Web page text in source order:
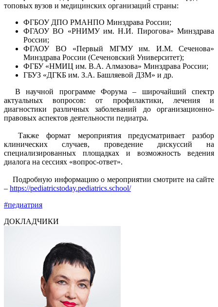
топовых вузов и медицинских организаций страны:
ФГБОУ ДПО РМАНПО Минздрава России;
ФГАОУ ВО «РНИМУ им. Н.И. Пирогова» Минздрава
России;
ФГАОУ ВО «Первый МГМУ им. И.М. Сеченова»
Минздрава России (Сеченовский Университет);
ФГБУ «НМИЦ им. В.А. Алмазова» Минздрава России;
ГБУЗ «ДГКБ им. З.А. Башляевой ДЗМ» и др.
В научной программе Форума – широчайший спектр
актуальных вопросов: от профилактики, лечения и
диагностики различных заболеваний до организационно-
правовых аспектов деятельности педиатра.
Также формат мероприятия предусматривает разбор
клинических случаев, проведение дискуссий на
специализированных площадках и возможность ведения
диалога на сессиях «вопрос-ответ».
Подробную информацию о мероприятии смотрите на сайте
– https://pediatricstoday.pediatrics.school/
#педиатрия
ДОКЛАДЧИКИ